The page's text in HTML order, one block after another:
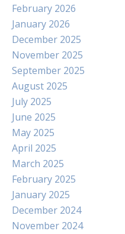
February 2026
January 2026
December 2025
November 2025
September 2025
August 2025
July 2025
June 2025
May 2025
April 2025
March 2025
February 2025
January 2025
December 2024
November 2024